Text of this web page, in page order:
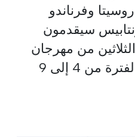
وفرناندو
سيقدمون
من مهرجان
سردين، في الفترة من 4 إلى 9